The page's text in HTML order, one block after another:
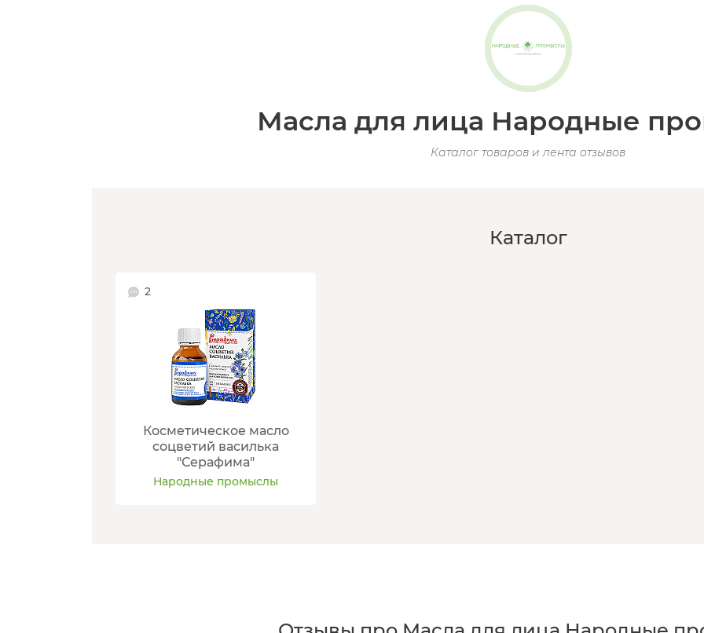
Масла для лица Народные
Каталог товаров и лента отзывов
Каталог
2
Косметическое масло
соцветий василька
"Серафима"
Народные промыслы